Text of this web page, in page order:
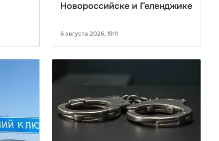
Новороссийске и Геленджике
6 августа 2026, 19:11